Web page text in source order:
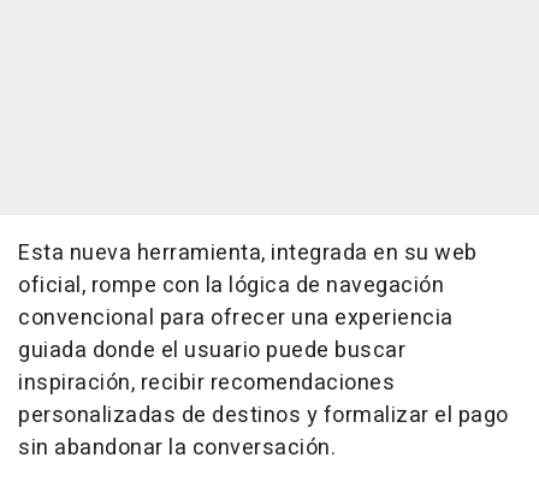
Esta nueva herramienta, integrada en su web
oficial, rompe con la lógica de navegación
convencional para ofrecer una experiencia
guiada donde el usuario puede buscar
inspiración, recibir recomendaciones
personalizadas de destinos y formalizar el pago
sin abandonar la conversación.